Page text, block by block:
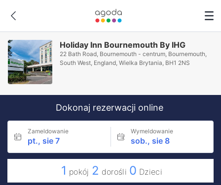
Holiday Inn Bournemouth By IHG
22 Bath Road, Bournemouth - centrum, Bournemouth,
South West, England, Wielka Brytania, BH1 2NS
Dokonaj rezerwacji online
Zameldowanie
pt., sie 7
Wymeldowanie
sob., sie 8
1 pokój 2 dorośli 0 Dzieci